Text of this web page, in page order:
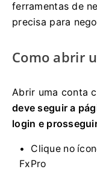
ferramentas de
precisa para
Como abrir
Abrir uma conta
deve seguir a
login e
Clique no
FxPro